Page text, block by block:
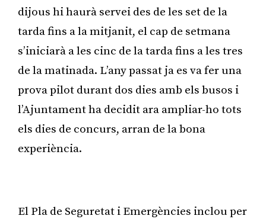
dijous hi haurà servei des de les set de la
tarda fins a la mitjanit, el cap de setmana
s’iniciarà a les cinc de la tarda fins a les tres
de la matinada. L’any passat ja es va fer una
prova pilot durant dos dies amb els busos i
l’Ajuntament ha decidit ara ampliar-ho tots
els dies de concurs, arran de la bona
experiència.
El Pla de Seguretat i Emergències inclou per